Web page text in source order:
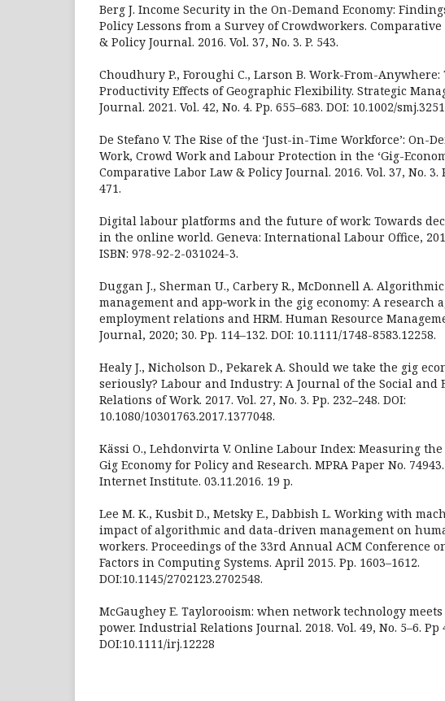
Berg J. Income Security in the On-Demand Economy:
Policy Lessons from a Survey of Crowdworkers.
& Policy Journal. 2016. Vol. 37, No. 3. P. 543.
Choudhury P., Foroughi C., Larson B. Work-From-Anywhere:
Productivity Effects of Geographic Flexibility. Strategic
Journal. 2021. Vol. 42, No. 4. Pp. 655–683. DOI: 10.1002/
De Stefano V. The Rise of the ‘Just-in-Time Workforce’: On-
Work, Crowd Work and Labour Protection in the ‘Gig-
Comparative Labor Law & Policy Journal. 2016. Vol. 37, No. 3.
471.
Digital labour platforms and the future of work: Towards
in the online world. Geneva: International Labour Office,
ISBN: 978-92-2-031024-3.
Duggan J., Sherman U., Carbery R., McDonnell A. Algorithmic
management and app‐work in the gig economy: A research
employment relations and HRM. Human Resource
Journal, 2020; 30. Pp. 114–132. DOI: 10.1111/1748-8583.12258.
Healy J., Nicholson D., Pekarek A. Should we take the gig
seriously? Labour and Industry: A Journal of the Social and
Relations of Work. 2017. Vol. 27, No. 3. Pp. 232–248. DOI:
10.1080/10301763.2017.1377048.
Kässi O., Lehdonvirta V. Online Labour Index: Measuring
Gig Economy for Policy and Research. MPRA Paper No.
Internet Institute. 03.11.2016. 19 p.
Lee M. K., Kusbit D., Metsky E., Dabbish L. Working with
impact of algorithmic and data-driven management on
workers. Proceedings of the 33rd Annual ACM Conference
Factors in Computing Systems. April 2015. Pp. 1603–1612.
DOI:10.1145/2702123.2702548.
McGaughey E. Taylorooism: when network technology
power. Industrial Relations Journal. 2018. Vol. 49, No. 5–6. Pp
DOI:10.1111/irj.12228